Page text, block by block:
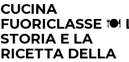
CUCINA
FUORICLASSE 🍽
STORIA E LA
RICETTA DELLA